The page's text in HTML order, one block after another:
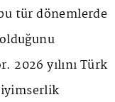
tür dönemlerde
yılını Türk